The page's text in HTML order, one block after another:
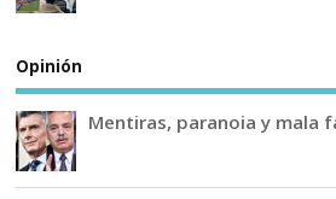
Opinión
Mentiras, paranoia y mala